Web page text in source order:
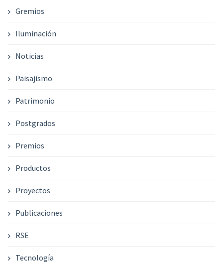
Gremios
Iluminación
Noticias
Paisajismo
Patrimonio
Postgrados
Premios
Productos
Proyectos
Publicaciones
RSE
Tecnología